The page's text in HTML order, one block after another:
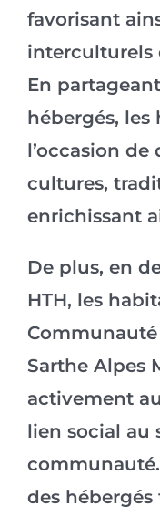
favorisant
interculturels
En
hébergés,
l’occasion
cultures,
enrichissant
De plus, en
HTH, les
Sarthe Alpes
activement
lien social au
des hébergés